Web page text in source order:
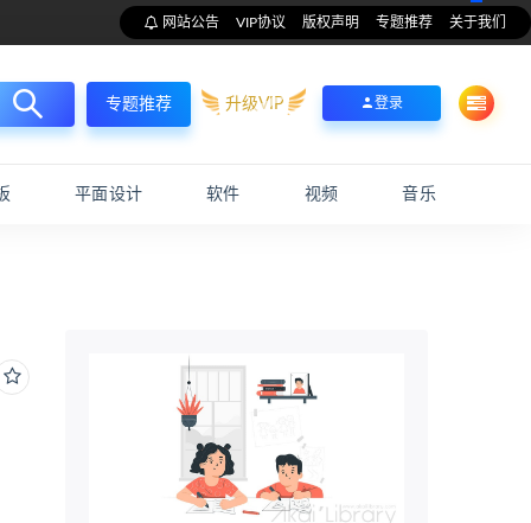
网站公告 VIP协议 版权声明 专题推荐 关于我们
专题推荐 升级VIP 登录
平面设计 软件 视频 音乐